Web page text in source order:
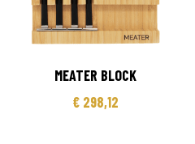
MEATER BLOCK
€298,12